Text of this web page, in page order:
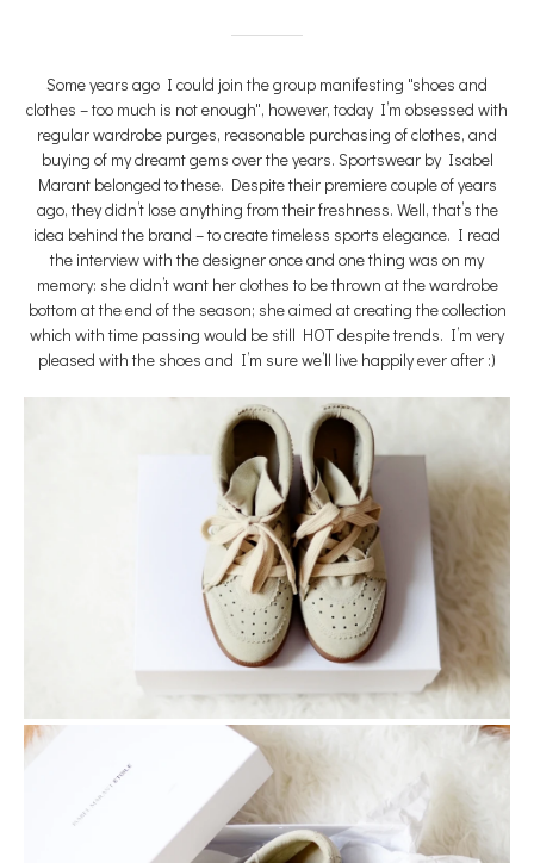
Some years ago I could join the group manifesting "shoes and
clothes – too much is not enough", however, today I’m obsessed with
regular wardrobe purges, reasonable purchasing of clothes, and
buying of my dreamt gems over the years. Sportswear by Isabel
Marant belonged to these. Despite their premiere couple of years
ago, they didn’t lose anything from their freshness. Well, that’s the
idea behind the brand – to create timeless sports elegance. I read
the interview with the designer once and one thing was on my
memory: she didn’t want her clothes to be thrown at the wardrobe
bottom at the end of the season; she aimed at creating the collection
which with time passing would be still HOT despite trends. I’m very
pleased with the shoes and I’m sure we’ll live happily ever after :)